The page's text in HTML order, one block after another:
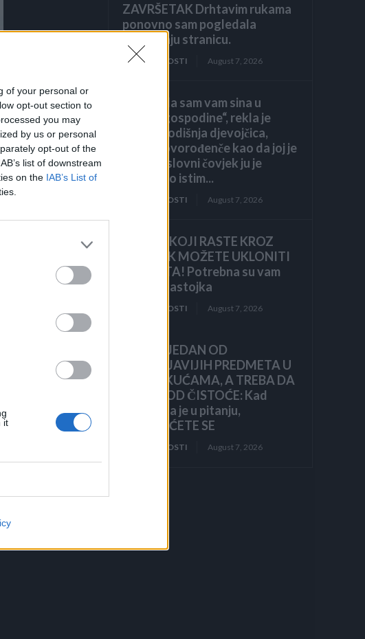
of your personal or
opt-out section to
you may
by us or personal
opt-out of the
list of downstream
on the IAB’s List of
it
osnovne
treba se
ZAVRŠETAK Drhtavim rukama
ponovno sam pogledala
posljednju stranicu.
ZANIMLJIVOSTI August 7, 2026
„Pronašla sam vam sina u
smeću, gospodine“, rekla je
sedmogodišnja djevojčica,
grleći novorođenče kao da joj je
brat. Poslovni čovjek ju je
pogledao istim...
ZANIMLJIVOSTI August 7, 2026
KOROV KOJI RASTE KROZ
ŠLJUNAK MOŽETE UKLONITI
U 24 SATA! Potrebna su vam
samo 2 sastojka
ZANIMLJIVOSTI August 7, 2026
OVO JE JEDAN OD
NAJPRLJAVIJIH PREDMETA U
NAŠIM KUĆAMA, A TREBA DA
BLISTA OD ČISTOĆE: Kad
čujete šta je u pitanju,
ZGROZIĆETE SE
ZANIMLJIVOSTI August 7, 2026